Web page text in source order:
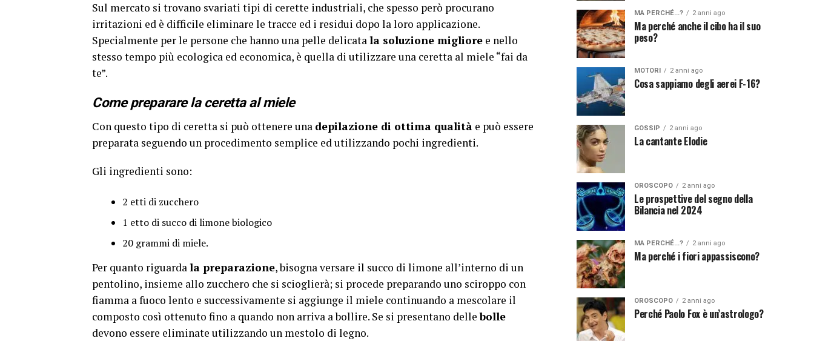
Sul mercato si trovano svariati tipi di cerette industriali, che spesso però procurano
irritazioni ed è difficile eliminare le tracce ed i residui dopo la loro applicazione.
Specialmente per le persone che hanno una pelle delicatala soluzione migliore e nello
stesso tempo più ecologica ed economica, è quella di utilizzare una ceretta al miele “fai da
te”.
Come preparare la ceretta al miele
Con questo tipo di ceretta si può ottenere una depilazione di ottima qualità e può essere
preparata seguendo un procedimento semplice ed utilizzando pochi ingredienti.
Gli ingredienti sono:
2 etti di zucchero
1 etto di succo di limone biologico
20 grammi di miele.
Per quanto riguardala preparazione, bisogna versare il succo di limone all’interno di un
pentolino, insieme allo zucchero che si scioglierà; si procede preparando uno sciroppo con
fiamma a fuoco lento e successivamente si aggiunge il miele continuando a mescolare il
composto così ottenuto fino a quando non arriva a bollire. Se si presentano dellebolle
devono essere eliminate utilizzando un mestolo di legno.
MA PERCHÉ...? 2 anni ago
Ma perché anche il cibo ha il suo
peso?
MOTORI 2 anni ago
Cosa sappiamo degli aerei F-16?
GOSSIP 2 anni ago
La cantante Elodie
OROSCOPO 2 anni ago
Le prospettive del segno della
Bilancia nel 2024
MA PERCHÉ...? 2 anni ago
Ma perché i fiori appassiscono?
OROSCOPO 2 anni ago
Perché Paolo Fox è un’astrologo?